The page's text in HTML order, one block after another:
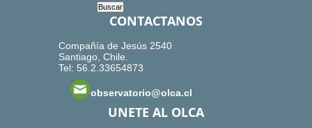
CONTACTANOS
Compañía de Jesús 2540
Santiago, Chile.
Tel: 56.2.33654873
observatorio@olca.cl
UNETE AL OLCA